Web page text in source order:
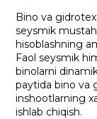
Bino va
seysmik
hisoblashning
Faol seysmik
binolarni
paytida bino va
inshootlarning
ishlab chiqish.